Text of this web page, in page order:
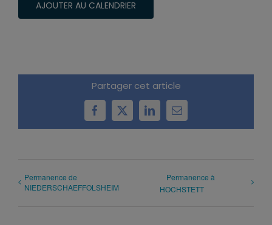
AJOUTER AU CALENDRIER
Partager cet article
Facebook
X LinkedInEmail
Permanence de
NIEDERSCHAEFFOLSHEIM
Permanence à
HOCHSTETT